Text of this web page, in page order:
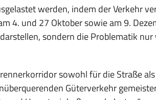
werden, indem der Verkehr
4. und 27 Oktober sowie am 9.
sondern die Problematik
sowohl für die Straße
Güterverkehr